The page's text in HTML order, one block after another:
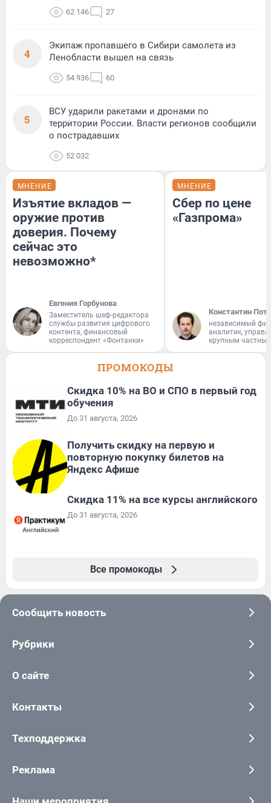
62 146 27
4
Экипаж пропавшего в Сибири самолета из
Ленобласти вышел на связь
54 936 60
5
ВСУ ударили ракетами и дронами по
территории России. Власти регионов сообщили
о пострадавших
52 032
МНЕНИЕ
Изъятие вкладов —
оружие против
доверия. Почему
сейчас это
невозможно*
Евгения Горбунова
Заместитель шеф-редактора
службы развития цифрового
контента, финансовый
корреспондент «Фонтанки»
МНЕНИЕ
Сбер по цене
«Газпрома»
Константин
независимый
аналитик,
крупным
ПРОМОКОДЫ
Скидка 10% на ВО и СПО в первый год
обучения
До 31 августа, 2026
Получить скидку на первую и
повторную покупку билетов на
Яндекс Афише
Скидка 11% на все курсы английского
До 31 августа, 2026
Все промокоды
Сообщить новость
Рубрики
О сайте
Контакты
Техподдержка
Реклама